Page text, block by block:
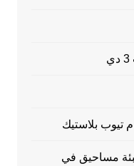
تيوب بلاستيك
مساحيق في